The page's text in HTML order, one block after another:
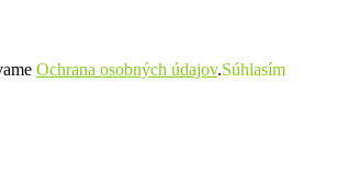
Ochrana osobných údajov.Súhlasím